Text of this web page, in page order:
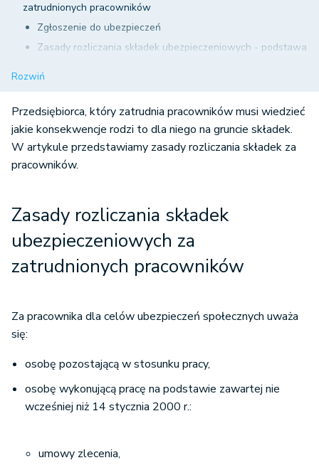
zatrudnionych pracowników
Zgłoszenie do ubezpieczeń
Zasady rozliczania składek ubezpieczeniowych - podstawa
Rozliczanie składek
Forma przekazywania dokumentów do ZUS
Terminy rozliczania i opłacania składek
Sankcje za niewykonanie obowiązku z zakresu ubezpieczeń
Rozwiń
Przedsiębiorca, który zatrudnia pracowników musi wiedzieć
jakie konsekwencje rodzi to dla niego na gruncie składek.
W artykule przedstawiamy zasady rozliczania składek za
pracowników.
Zasady rozliczania składek
ubezpieczeniowych za
zatrudnionych pracowników
Za pracownika dla celów ubezpieczeń społecznych uważa
się:
osobę pozostającą w stosunku pracy,
osobę wykonującą pracę na podstawie zawartej nie
wcześniej niż 14 stycznia 2000 r.:
umowy zlecenia,